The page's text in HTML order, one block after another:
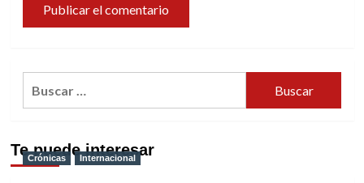
Te puede interesar
Crónicas Internacional